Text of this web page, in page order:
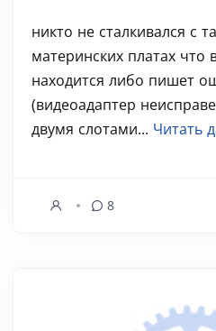
никто не сталкивался с
материнских платах что
находится либо пишет
(видеоадаптер
двумя слотами... Читать
8